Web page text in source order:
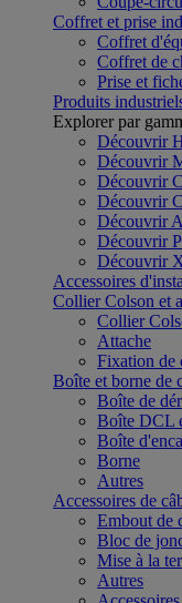
Coffret et prise
Coffret
Coffret de
Prise et
Produits
Explorer par
Découvrir
Découvrir
Découvrir
Découvrir
Découvrir
Découvrir
Découvrir
Accessoires
Collier Colson et
Collier
Attache
Fixation de
Boîte et borne de
Boîte de
Boîte DCL
Boîte
Borne
Autres
Accessoires de
Embout de
Bloc de
Mise à la
Autres